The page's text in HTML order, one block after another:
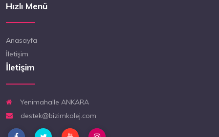
Hızlı Menü
Anasayfa
İletişim
İletişim
Yenimahalle ANKARA
destek@bizimkolej.com